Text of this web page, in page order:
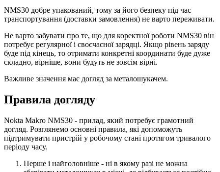
NMS30 добре упакований, тому за його безпеку під час
транспортування (доставки замовлення) не варто переживати.
Не варто забувати про те, що для коректної роботи NMS30 він
потребує регулярної і своєчасної зарядці. Якщо рівень заряду
буде під кінець, то отримати конкретні координати буде дуже
складно, вірніше, вони будуть не зовсім вірні.
Важливе значення має догляд за металошукачем.
Правила догляду
Nokta Makro NMS30 - прилад, який потребує грамотний
догляд. Розглянемо основні правила, які допоможуть
підтримувати пристрій у робочому стані протягом тривалого
періоду часу.
Перше і найголовніше - ні в якому разі не можна